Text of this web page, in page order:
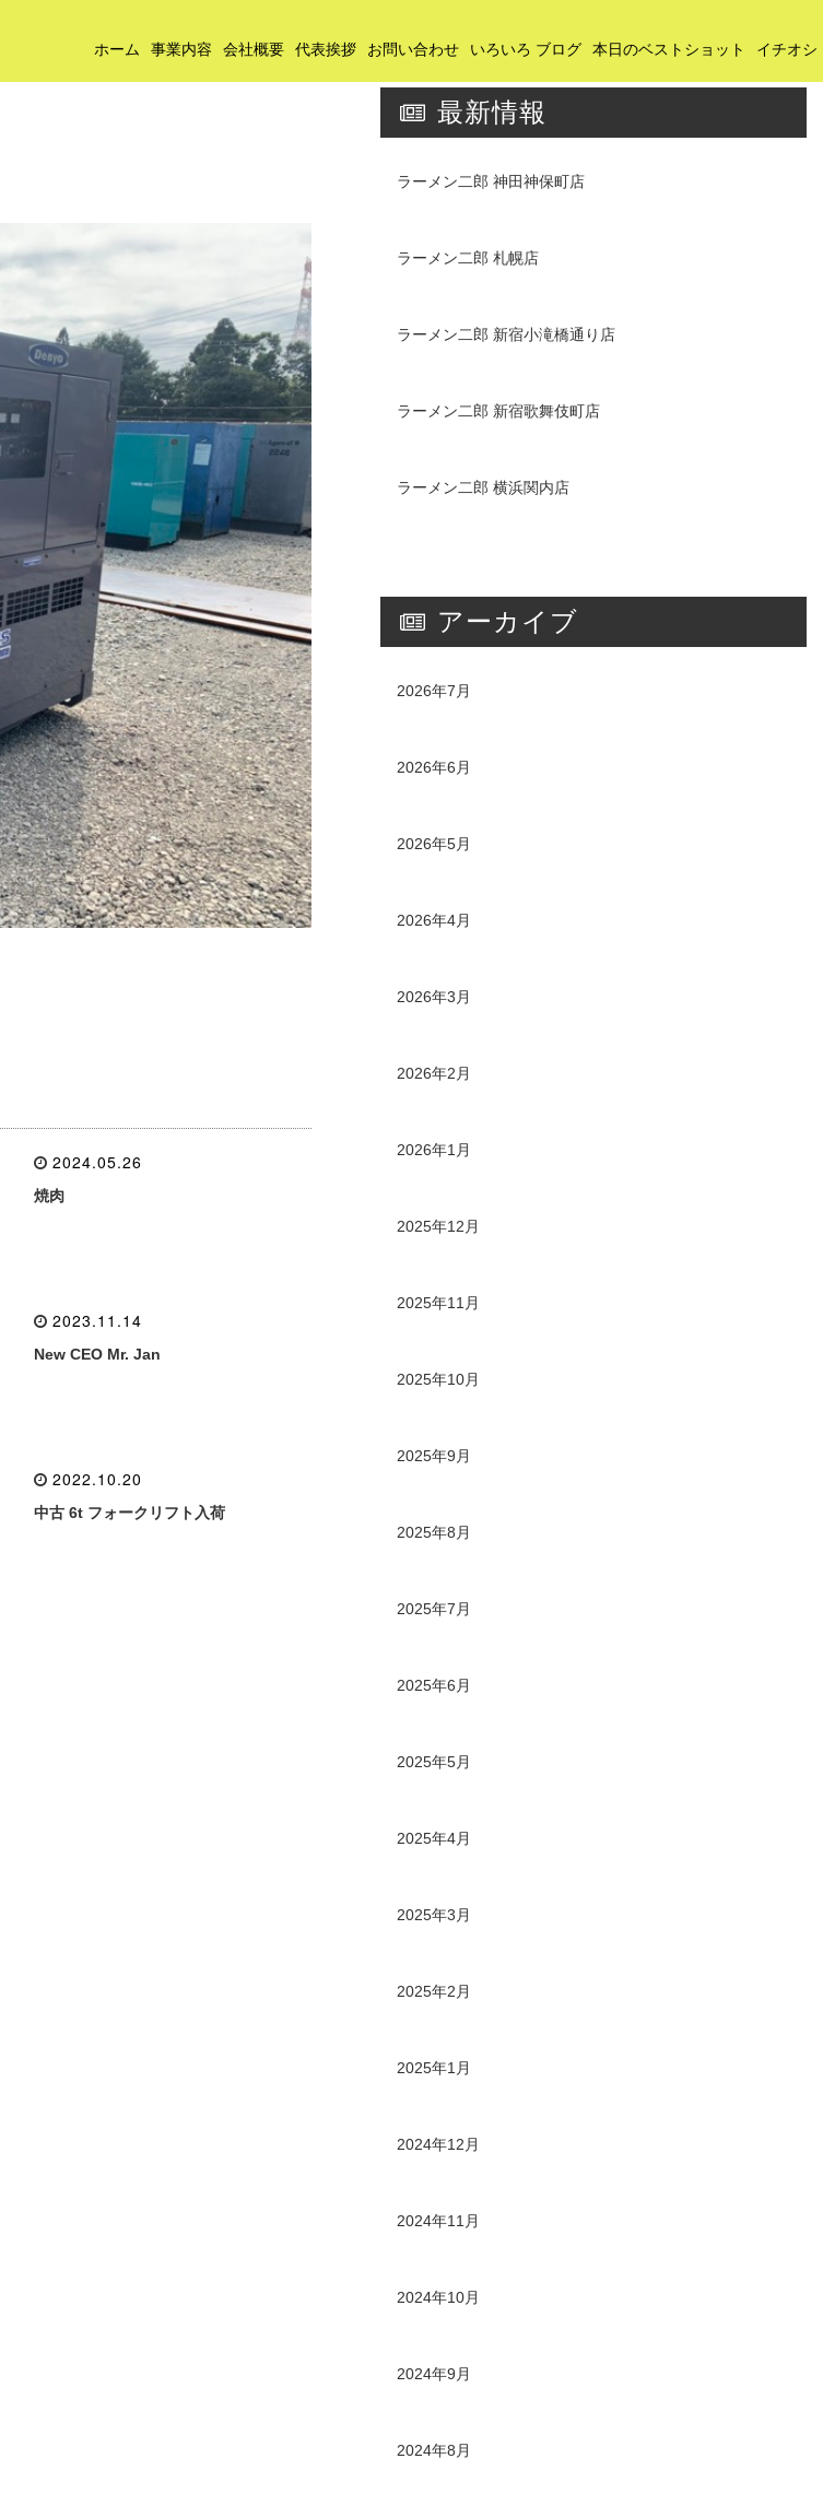
ホーム 事業内容 会社概要 代表挨拶 お問い合わせ いろいろ ブログ 本日のベストショット イチオシ
2024.05.26
焼肉
2023.11.14
New CEO Mr. Jan
2022.10.20
中古 6t フォークリフト入荷
最新情報
ラーメン二郎 神田神保町店
ラーメン二郎 札幌店
ラーメン二郎 新宿小滝橋通り店
ラーメン二郎 新宿歌舞伎町店
ラーメン二郎 横浜関内店
アーカイブ
2026年7月
2026年6月
2026年5月
2026年4月
2026年3月
2026年2月
2026年1月
2025年12月
2025年11月
2025年10月
2025年9月
2025年8月
2025年7月
2025年6月
2025年5月
2025年4月
2025年3月
2025年2月
2025年1月
2024年12月
2024年11月
2024年10月
2024年9月
2024年8月